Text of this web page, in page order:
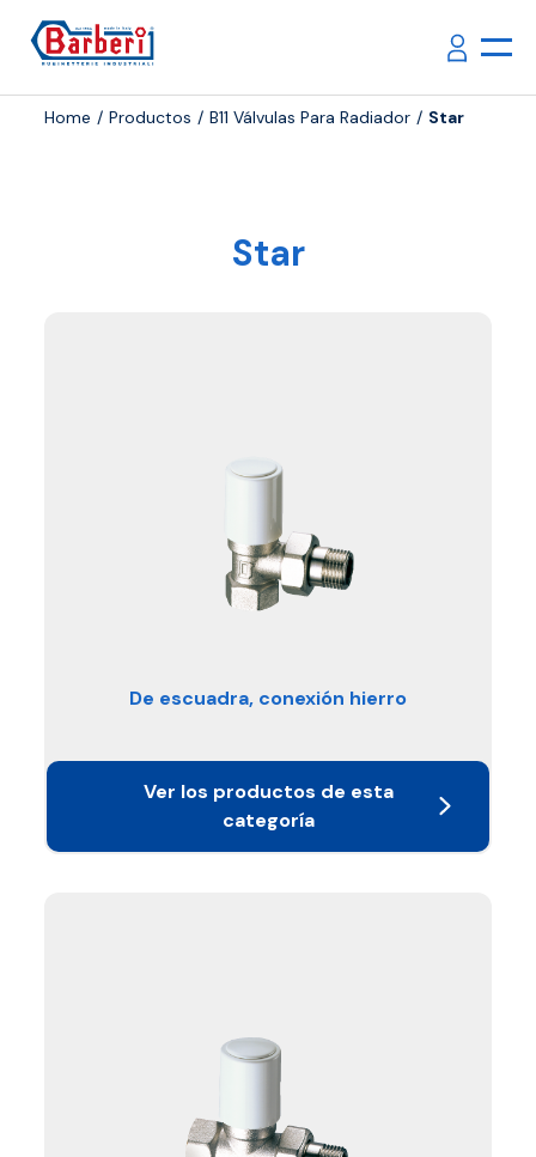
Home Productos B11 Válvulas Para Radiador Star
Star
De escuadra, conexión hierro
Ver los productos de esta
categoría